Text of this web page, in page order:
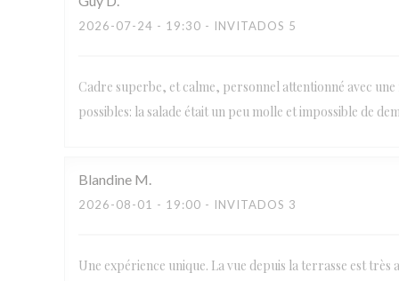
2026-07-24 - 19:30 - INVITADOS 5
Cadre superbe, et calme, personnel attentionné avec
possibles: la salade était un peu molle et impossible de
Blandine M
2026-08-01 - 19:00 - INVITADOS 3
Une expérience unique. La vue depuis la terrasse est